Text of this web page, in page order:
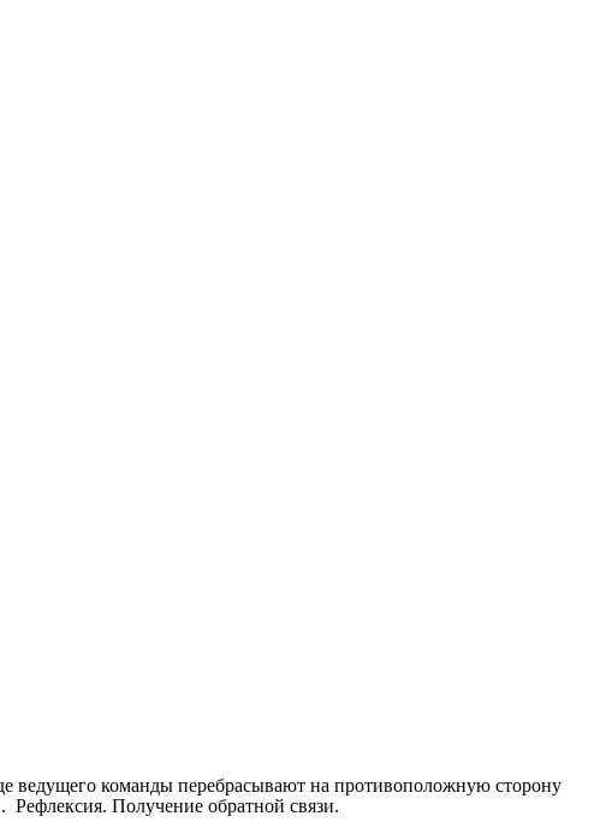
ведущего команды перебрасывают на противоположную сторону
Рефлексия. Получение обратной связи.